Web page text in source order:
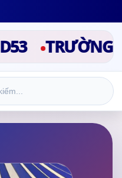
TRƯỜNG CAO